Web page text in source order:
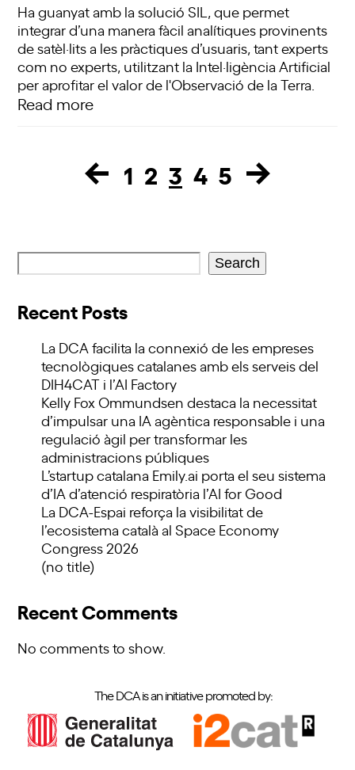
Ha guanyat amb la solució SIL, que permet
integrar d’una manera fàcil analítiques provinents
de satèl·lits a les pràctiques d’usuaris, tant experts
com no experts, utilitzant la Intel·ligència Artificial
per aprofitar el valor de l'Observació de la Terra.
Read more
Page
1 Page
2 Page
3 Page
4 Page
5
Search
Recent Posts
La DCA facilita la connexió de les empreses
tecnològiques catalanes amb els serveis del
DIH4CAT i l’AI Factory
Kelly Fox Ommundsen destaca la necessitat
d’impulsar una IA agèntica responsable i una
regulació àgil per transformar les
administracions públiques
L’startup catalana Emily.ai porta el seu sistema
d’IA d’atenció respiratòria l’AI for Good
La DCA-Espai reforça la visibilitat de
l’ecosistema català al Space Economy
Congress 2026
(no title)
Recent Comments
No comments to show.
The DCA is an initiative promoted by: